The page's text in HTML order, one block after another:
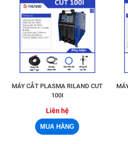
MÁY CẮT PLASMA RILAND CUT
100I
Liên hệ